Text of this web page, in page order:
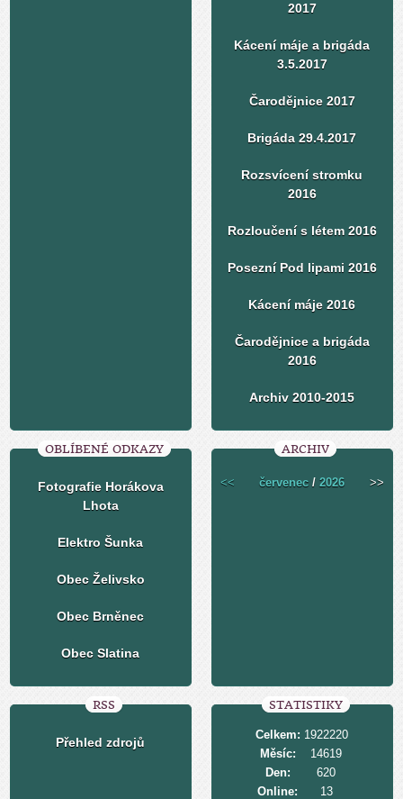
2017
Kácení máje a brigáda
3.5.2017
Čarodějnice 2017
Brigáda 29.4.2017
Rozsvícení stromku
2016
Rozloučení s létem 2016
Posezní Pod lipami 2016
Kácení máje 2016
Čarodějnice a brigáda
2016
Archiv 2010-2015
OBLÍBENÉ ODKAZY
Fotografie Horákova
Lhota
Elektro Šunka
Obec Želivsko
Obec Brněnec
Obec Slatina
ARCHIV
<< červenec /2026 >>
RSS
Přehled zdrojů
STATISTIKY
Online: 13
Celkem: 1922220
Měsíc:
14619
Den:
620